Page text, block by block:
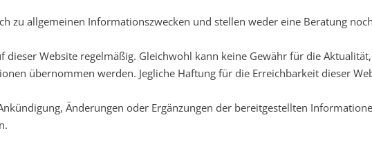
zu allgemeinen Informationszwecken und stellen weder eine Beratung
Website regelmäßig. Gleichwohl kann keine Gewähr für die
übernommen werden. Jegliche Haftung für die Erreichbarkeit dieser
Änderungen oder Ergänzungen der bereitgestellten